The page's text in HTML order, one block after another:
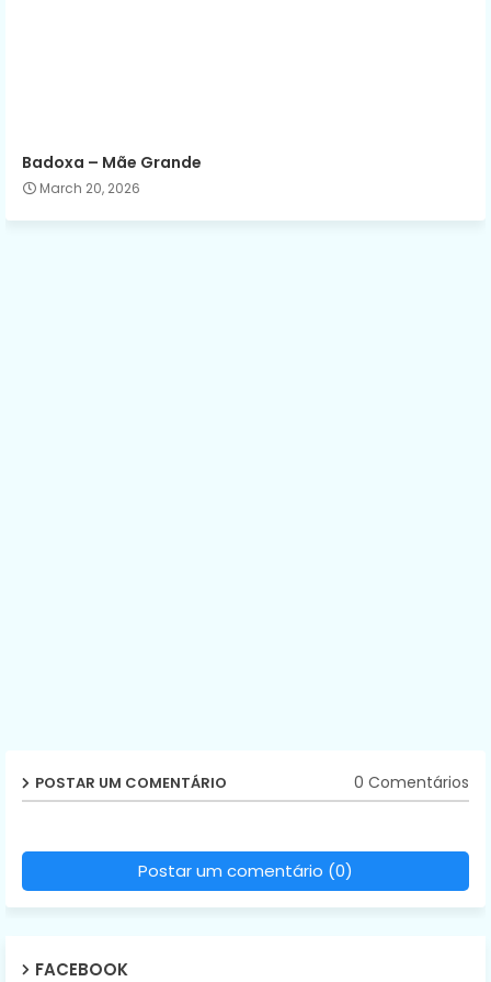
Badoxa – Mãe Grande
March 20, 2026
POSTAR UM COMENTÁRIO 0 Comentários
Postar um comentário (0)
FACEBOOK